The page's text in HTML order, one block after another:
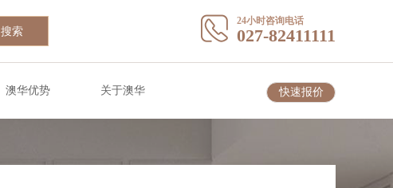
搜索
24小时咨询电话
027-82411111
澳华优势 关于澳华 快速报价